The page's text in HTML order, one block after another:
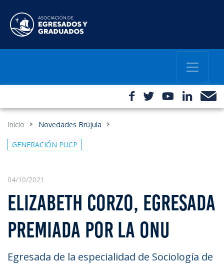
Inicio Novedades Brújula
GENERACIÓN PUCP
04/10/2021
ELIZABETH CORZO, EGRESADA
PREMIADA POR LA ONU
Egresada de la especialidad de Sociología de